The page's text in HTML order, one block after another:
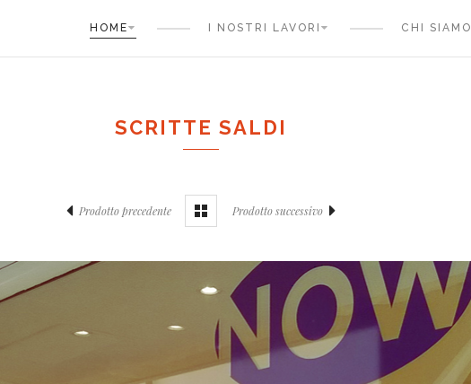
HOME I NOSTRI LAVORI CHI SIAMO
SCRITTE SALDI
Prodotto precedente Prodotto successivo